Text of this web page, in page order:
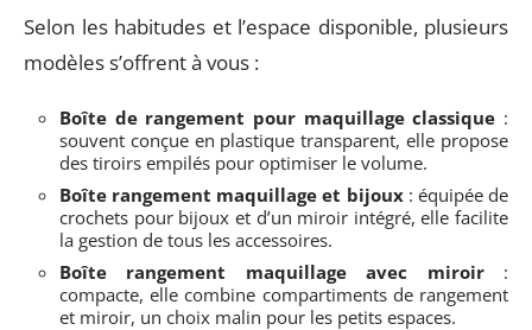
Selon les habitudes et l’espace disponible, plusieurs
modèles s’offrent à vous :
Boîte de rangement pour maquillage classique :
souvent conçue en plastique transparent, elle propose
des tiroirs empilés pour optimiser le volume.
Boîte rangement maquillage et bijoux: équipée de
crochets pour bijoux et d’un miroir intégré, elle facilite
la gestion de tous les accessoires.
Boîte rangement maquillage avec miroir:
compacte, elle combine compartiments de rangement
et miroir, un choix malin pour les petits espaces.